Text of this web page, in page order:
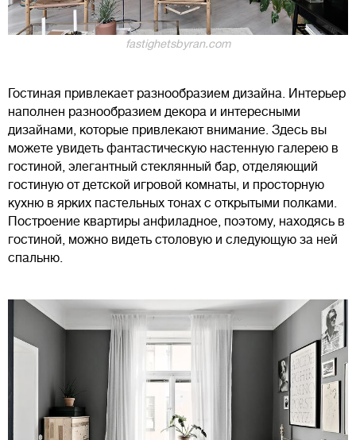
fastighetsbyran.com
Гостиная привлекает разнообразием дизайна. Интерьер
наполнен разнообразием декора и интересными
дизайнами, которые привлекают внимание. Здесь вы
можете увидеть фантастическую настенную галерею в
гостиной, элегантный стеклянный бар, отделяющий
гостиную от детской игровой комнаты, и просторную
кухню в ярких пастельных тонах с открытыми полками.
Построение квартиры анфиладное, поэтому, находясь в
гостиной, можно видеть столовую и следующую за ней
спальню.